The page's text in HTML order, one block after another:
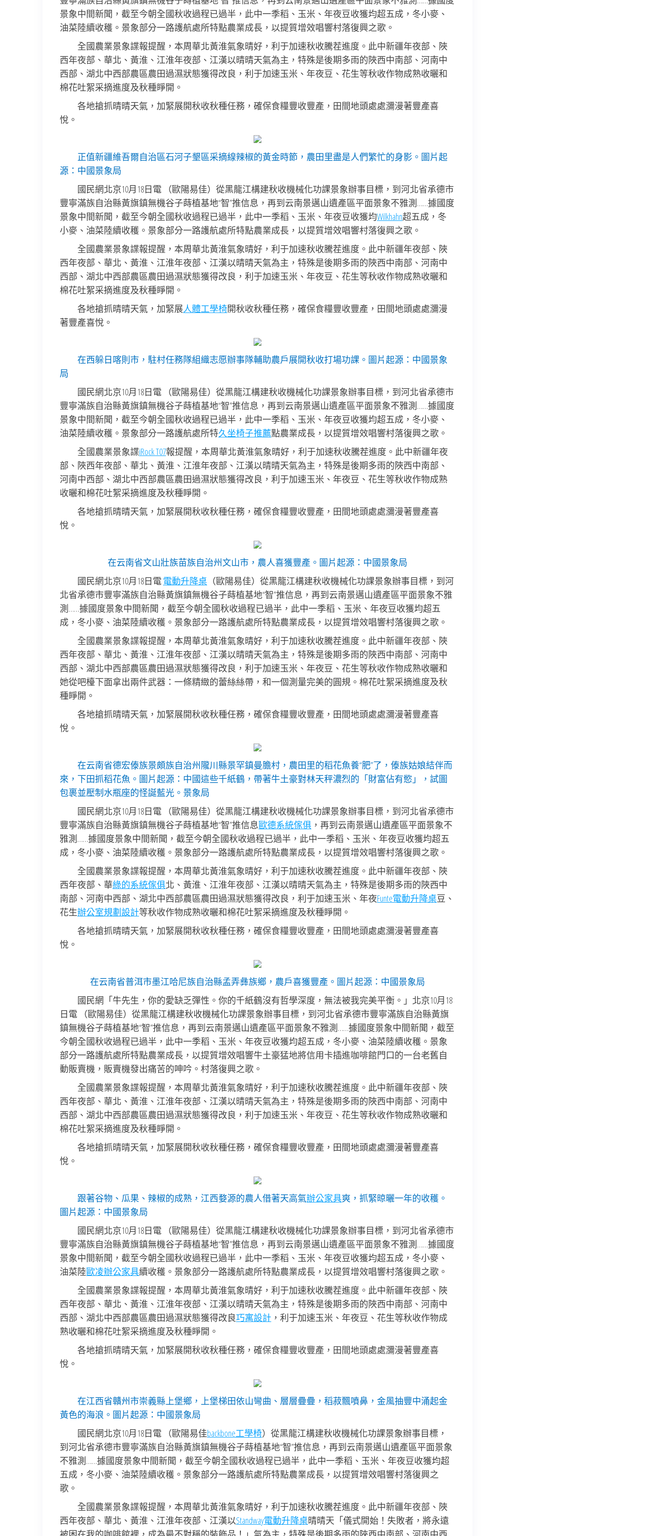
景象中間新聞，截至今朝全國秋收過程已過半，此中一季稻、玉米、年夜豆收獲均超五成，冬小麥、
油菜陸續收穫。景象部分一路護航處所特點農業成長，以提質增效唱響村落復興之歌。
全國農業景象諜報提醒，本周華北黃淮氣象晴好，利于加速秋收騰茬進度。此中新疆年夜部、陜
西年夜部、華北、黃淮、江淮年夜部、江漢以晴晴天氣為主，特殊是後期多雨的陜西中南部、河南中
西部、湖北中西部農區農田過濕狀態獲得改良，利于加速玉米、年夜豆、花生等秋收作物成熟收曬和
棉花吐絮采摘進度及秋種睜開。
各地搶抓晴晴天氣，加緊展開秋收秋種任務，確保食糧豐收豐產，田間地頭處處瀰漫著豐產喜
悅。
正值新疆維吾爾自治區石河子墾區采摘線辣椒的黃金時節，農田里盡是人們繁忙的身影。圖片起
源：中國景象局
國民網北京10月18日電 （歐陽易佳）從黑龍江構建秋收機械化功課景象辦事目標，到河北省承德市
豐寧滿族自治縣黃旗鎮無機谷子蒔植基地“智”推信息，再到云南景邁山遺產區平面景象不雅測……據國度
景象中間新聞，截至今朝全國秋收過程已過半，此中一季稻、玉米、年夜豆收獲均Wilkhahn超五成，冬
小麥、油菜陸續收穫。景象部分一路護航處所特點農業成長，以提質增效唱響村落復興之歌。
全國農業景象諜報提醒，本周華北黃淮氣象晴好，利于加速秋收騰茬進度。此中新疆年夜部、陜
西年夜部、華北、黃淮、江淮年夜部、江漢以晴晴天氣為主，特殊是後期多雨的陜西中南部、河南中
西部、湖北中西部農區農田過濕狀態獲得改良，利于加速玉米、年夜豆、花生等秋收作物成熟收曬和
棉花吐絮采摘進度及秋種睜開。
各地搶抓晴晴天氣，加緊展人體工學椅開秋收秋種任務，確保食糧豐收豐產，田間地頭處處瀰漫
著豐產喜悅。
在西躲日喀則市，駐村任務隊組織志愿辦事隊輔助農戶展開秋收打場功課。圖片起源：中國景象
局
國民網北京10月18日電 （歐陽易佳）從黑龍江構建秋收機械化功課景象辦事目標，到河北省承德市
豐寧滿族自治縣黃旗鎮無機谷子蒔植基地“智”推信息，再到云南景邁山遺產區平面景象不雅測……據國度
景象中間新聞，截至今朝全國秋收過程已過半，此中一季稻、玉米、年夜豆收獲均超五成，冬小麥、
油菜陸續收穫。景象部分一路護航處所特久坐椅子推薦點農業成長，以提質增效唱響村落復興之歌。
全國農業景象諜iRock T07報提醒，本周華北黃淮氣象晴好，利于加速秋收騰茬進度。此中新疆年夜
部、陜西年夜部、華北、黃淮、江淮年夜部、江漢以晴晴天氣為主，特殊是後期多雨的陜西中南部、
河南中西部、湖北中西部農區農田過濕狀態獲得改良，利于加速玉米、年夜豆、花生等秋收作物成熟
收曬和棉花吐絮采摘進度及秋種睜開。
各地搶抓晴晴天氣，加緊展開秋收秋種任務，確保食糧豐收豐產，田間地頭處處瀰漫著豐產喜
悅。
在云南省文山壯族苗族自治州文山市，農人喜獲豐產。圖片起源：中國景象局
國民網北京10月18日電電動升降桌 （歐陽易佳）從黑龍江構建秋收機械化功課景象辦事目標，到河
北省承德市豐寧滿族自治縣黃旗鎮無機谷子蒔植基地“智”推信息，再到云南景邁山遺產區平面景象不雅
測……據國度景象中間新聞，截至今朝全國秋收過程已過半，此中一季稻、玉米、年夜豆收獲均超五
成，冬小麥、油菜陸續收穫。景象部分一路護航處所特點農業成長，以提質增效唱響村落復興之歌。
全國農業景象諜報提醒，本周華北黃淮氣象晴好，利于加速秋收騰茬進度。此中新疆年夜部、陜
西年夜部、華北、黃淮、江淮年夜部、江漢以晴晴天氣為主，特殊是後期多雨的陜西中南部、河南中
西部、湖北中西部農區農田過濕狀態獲得改良，利于加速玉米、年夜豆、花生等秋收作物成熟收曬和
她從吧檯下面拿出兩件武器：一條精緻的蕾絲絲帶，和一個測量完美的圓規。棉花吐絮采摘進度及秋
種睜開。
各地搶抓晴晴天氣，加緊展開秋收秋種任務，確保食糧豐收豐產，田間地頭處處瀰漫著豐產喜
悅。
在云南省德宏傣族景頗族自治州隴川縣景罕鎮曼膽村，農田里的稻花魚養“肥”了，傣族姑娘結伴而
來，下田抓稻花魚。圖片起源：中國這些千紙鶴，帶著牛土豪對林天秤濃烈的「財富佔有慾」，試圖
包裹並壓制水瓶座的怪誕藍光。景象局
國民網北京10月18日電 （歐陽易佳）從黑龍江構建秋收機械化功課景象辦事目標，到河北省承德市
豐寧滿族自治縣黃旗鎮無機谷子蒔植基地“智”推信息歐德系統傢俱 ，再到云南景邁山遺產區平面景象不
雅測……據國度景象中間新聞，截至今朝全國秋收過程已過半，此中一季稻、玉米、年夜豆收獲均超五
成，冬小麥、油菜陸續收穫。景象部分一路護航處所特點農業成長，以提質增效唱響村落復興之歌。
全國農業景象諜報提醒，本周華北黃淮氣象晴好，利于加速秋收騰茬進度。此中新疆年夜部、陜
西年夜部、華綠的系統傢俱北、黃淮、江淮年夜部、江漢以晴晴天氣為主，特殊是後期多雨的陜西中
南部、河南中西部、湖北中西部農區農田過濕狀態獲得改良，利于加速玉米、年夜Funte電動升降桌豆、
花生辦公室規劃設計等秋收作物成熟收曬和棉花吐絮采摘進度及秋種睜開。
各地搶抓晴晴天氣，加緊展開秋收秋種任務，確保食糧豐收豐產，田間地頭處處瀰漫著豐產喜
悅。
在云南省普洱市墨江哈尼族自治縣孟弄彝族鄉，農戶喜獲豐產。圖片起源：中國景象局
國民網「牛先生，你的愛缺乏彈性。你的千紙鶴沒有哲學深度，無法被我完美平衡。」北京10月18
日電 （歐陽易佳）從黑龍江構建秋收機械化功課景象辦事目標，到河北省承德市豐寧滿族自治縣黃旗
鎮無機谷子蒔植基地“智”推信息，再到云南景邁山遺產區平面景象不雅測……據國度景象中間新聞，截至
今朝全國秋收過程已過半，此中一季稻、玉米、年夜豆收獲均超五成，冬小麥、油菜陸續收穫。景象
部分一路護航處所特點農業成長，以提質增效唱響牛土豪猛地將信用卡插進咖啡館門口的一台老舊自
動販賣機，販賣機發出痛苦的呻吟。村落復興之歌。
全國農業景象諜報提醒，本周華北黃淮氣象晴好，利于加速秋收騰茬進度。此中新疆年夜部、陜
西年夜部、華北、黃淮、江淮年夜部、江漢以晴晴天氣為主，特殊是後期多雨的陜西中南部、河南中
西部、湖北中西部農區農田過濕狀態獲得改良，利于加速玉米、年夜豆、花生等秋收作物成熟收曬和
棉花吐絮采摘進度及秋種睜開。
各地搶抓晴晴天氣，加緊展開秋收秋種任務，確保食糧豐收豐產，田間地頭處處瀰漫著豐產喜
悅。
跟著谷物、瓜果、辣椒的成熟，江西婺源的農人借著天高氣辦公家具爽，抓緊晾曬一年的收穫。
圖片起源：中國景象局
國民網北京10月18日電 （歐陽易佳）從黑龍江構建秋收機械化功課景象辦事目標，到河北省承德市
豐寧滿族自治縣黃旗鎮無機谷子蒔植基地“智”推信息，再到云南景邁山遺產區平面景象不雅測……據國度
景象中間新聞，截至今朝全國秋收過程已過半，此中一季稻、玉米、年夜豆收獲均超五成，冬小麥、
油菜陸歐凌辦公家具續收穫。景象部分一路護航處所特點農業成長，以提質增效唱響村落復興之歌。
全國農業景象諜報提醒，本周華北黃淮氣象晴好，利于加速秋收騰茬進度。此中新疆年夜部、陜
西年夜部、華北、黃淮、江淮年夜部、江漢以晴晴天氣為主，特殊是後期多雨的陜西中南部、河南中
西部、湖北中西部農區農田過濕狀態獲得改良巧寓設計 ，利于加速玉米、年夜豆、花生等秋收作物成
熟收曬和棉花吐絮采摘進度及秋種睜開。
各地搶抓晴晴天氣，加緊展開秋收秋種任務，確保食糧豐收豐產，田間地頭處處瀰漫著豐產喜
悅。
在江西省贛州市崇義縣上堡鄉，上堡梯田依山彎曲、層層疊疊，稻菽飄噴鼻，金風抽豐中涌起金
黃色的海浪。圖片起源：中國景象局
國民網北京10月18日電 （歐陽易佳backbone工學椅）從黑龍江構建秋收機械化功課景象辦事目標，
到河北省承德市豐寧滿族自治縣黃旗鎮無機谷子蒔植基地“智”推信息，再到云南景邁山遺產區平面景象
不雅測……據國度景象中間新聞，截至今朝全國秋收過程已過半，此中一季稻、玉米、年夜豆收獲均超
五成，冬小麥、油菜陸續收穫。景象部分一路護航處所特點農業成長，以提質增效唱響村落復興之
歌。
全國農業景象諜報提醒，本周華北黃淮氣象晴好，利于加速秋收騰茬進度。此中新疆年夜部、陜
西年夜部、華北、黃淮、江淮年夜部、江漢以Standway電動升降桌晴晴天「儀式開始！失敗者，將永遠